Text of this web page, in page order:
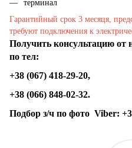
терминал
Гарантийный срок 3 месяця,
требуют подключения к
Получить консультацию
по тел:
+38 (067) 418-29-20,
+38 (066) 848-02-32.
Подбор з/ч по фото Viber: